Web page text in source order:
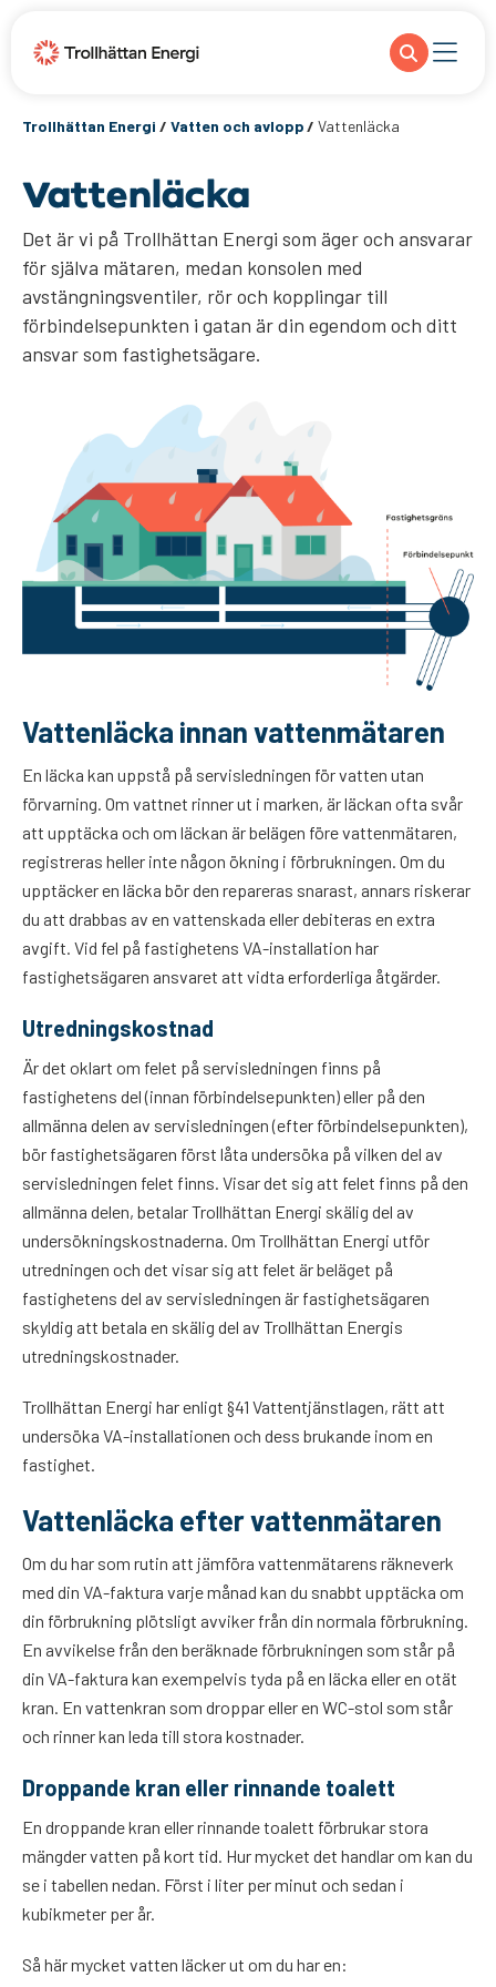
Trollhättan Energi / Vatten och avlopp/ Vattenläcka
Vattenläcka
Det är vi på Trollhättan Energi som äger och ansvarar
för själva mätaren, medan konsolen med
avstängningsventiler, rör och kopplingar till
förbindelsepunkten i gatan är din egendom och ditt
ansvar som fastighetsägare.
Vattenläcka innan vattenmätaren
En läcka kan uppstå på servisledningen för vatten utan
förvarning. Om vattnet rinner ut i marken, är läckan ofta svår
att upptäcka och om läckan är belägen före vattenmätaren,
registreras heller inte någon ökning i förbrukningen. Om du
upptäcker en läcka bör den repareras snarast, annars riskerar
du att drabbas av en vattenskada eller debiteras en extra
avgift. Vid fel på fastighetens VA-installation har
fastighetsägaren ansvaret att vidta erforderliga åtgärder.
Utredningskostnad
Är det oklart om felet på servisledningen finns på
fastighetens del (innan förbindelsepunkten) eller på den
allmänna delen av servisledningen (efter förbindelsepunkten),
bör fastighetsägaren först låta undersöka på vilken del av
servisledningen felet finns. Visar det sig att felet finns på den
allmänna delen, betalar Trollhättan Energi skälig del av
undersökningskostnaderna. Om Trollhättan Energi utför
utredningen och det visar sig att felet är beläget på
fastighetens del av servisledningen är fastighetsägaren
skyldig att betala en skälig del av Trollhättan Energis
utredningskostnader.
Trollhättan Energi har enligt §41 Vattentjänstlagen, rätt att
undersöka VA-installationen och dess brukande inom en
fastighet.
Vattenläcka efter vattenmätaren
Om du har som rutin att jämföra vattenmätarens räkneverk
med din VA-faktura varje månad kan du snabbt upptäcka om
din förbrukning plötsligt avviker från din normala förbrukning.
En avvikelse från den beräknade förbrukningen som står på
din VA-faktura kan exempelvis tyda på en läcka eller en otät
kran. En vattenkran som droppar eller en WC-stol som står
och rinner kan leda till stora kostnader.
Droppande kran eller rinnande toalett
En droppande kran eller rinnande toalett förbrukar stora
mängder vatten på kort tid. Hur mycket det handlar om kan du
se i tabellen nedan. Först i liter per minut och sedan i
kubikmeter per år.
Så här mycket vatten läcker ut om du har en: